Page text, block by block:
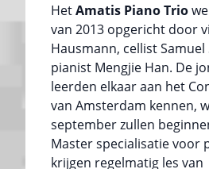
HetAmatis Piano Trio
van 2013 opgericht door
Hausmann, cellist
pianist Mengjie Han. De
leerden elkaar aan het
van Amsterdam kennen,
september zullen
Master specialisatie voor
krijgen regelmatig les van